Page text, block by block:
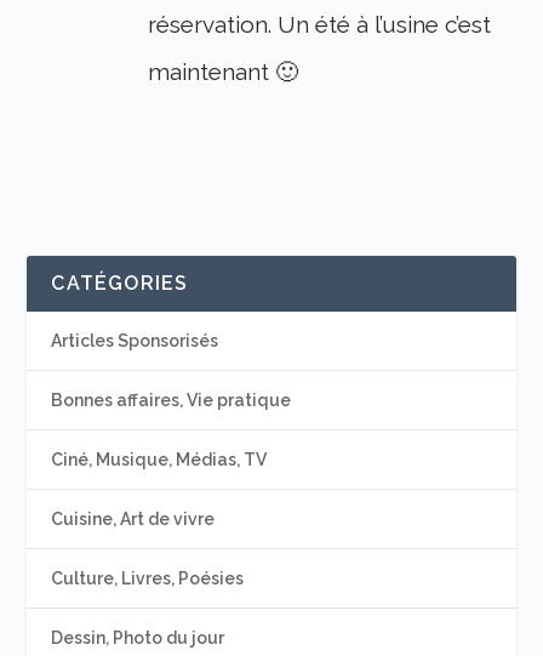
réservation. Un été à l’usine c’est
maintenant 🙂
CATÉGORIES
Articles Sponsorisés
Bonnes affaires, Vie pratique
Ciné, Musique, Médias, TV
Cuisine, Art de vivre
Culture, Livres, Poésies
Dessin, Photo du jour